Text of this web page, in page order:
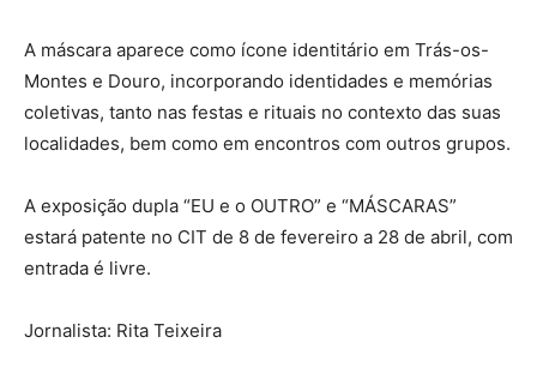
A máscara aparece como ícone identitário em Trás-os-
Montes e Douro, incorporando identidades e memórias
coletivas, tanto nas festas e rituais no contexto das suas
localidades, bem como em encontros com outros grupos.
A exposição dupla “EU e o OUTRO” e “MÁSCARAS”
estará patente no CIT de 8 de fevereiro a 28 de abril, com
entrada é livre.
Jornalista: Rita Teixeira